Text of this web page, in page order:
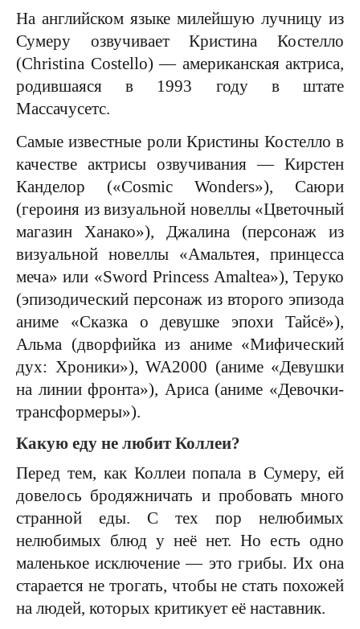
На английском языке милейшую лучницу из
Сумеру озвучивает Кристина Костелло
(Christina Costello) — американская актриса,
родившаяся в 1993 году в штате
Массачусетс.
Самые известные роли Кристины Костелло в
качестве актрисы озвучивания — Кирстен
Канделор («Cosmic Wonders»), Саюри
(героиня из визуальной новеллы «Цветочный
магазин Ханако»), Джалина (персонаж из
визуальной новеллы «Амальтея, принцесса
меча» или «Sword Princess Amaltea»), Теруко
(эпизодический персонаж из второго эпизода
аниме «Сказка о девушке эпохи Тайсё»),
Альма (дворфийка из аниме «Мифический
дух: Хроники»), WA2000 (аниме «Девушки
на линии фронта»), Ариса (аниме «Девочки-
трансформеры»).
Какую еду не любит Коллеи?
Перед тем, как Коллеи попала в Сумеру, ей
довелось бродяжничать и пробовать много
странной еды. С тех пор нелюбимых
нелюбимых блюд у неё нет. Но есть одно
маленькое исключение — это грибы. Их она
старается не трогать, чтобы не стать похожей
на людей, которых критикует её наставник.